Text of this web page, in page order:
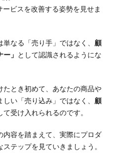
ビスを改善する姿勢を見せま
なる「売り手」ではなく、 顧
」 として認識されるようにな
たとき初めて、あなたの商品や
い「売り込み」ではなく、 顧
て受け入れられるのです。
内容を踏まえて、実際にプロダ
テップを見ていきましょう。